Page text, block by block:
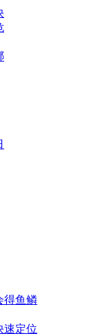
得鱼鳞
速定位